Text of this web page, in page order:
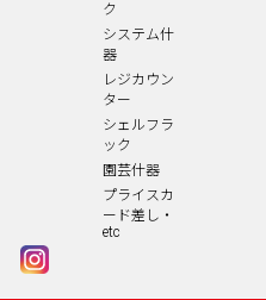
ク
システム什
器
レジカウン
ター
シェルフラ
ック
園芸什器
プライスカ
ード差し・
etc